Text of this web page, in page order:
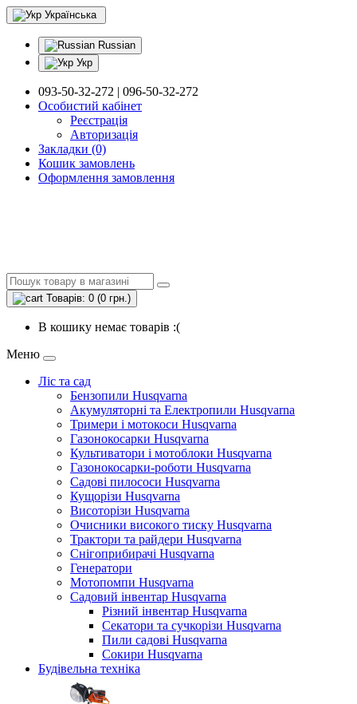
Українська
Russian
Укр
093-50-32-272 | 096-50-32-272
Особистий кабінет
Реєстрація
Авторизація
Закладки (0)
Кошик замовлень
Оформлення замовлення
Товарів: 0 (0 грн.)
В кошику немає товарів :(
Меню
Ліс та сад
Бензопили Husqvarna
Акумуляторні та Електропили Husqvarna
Тримери і мотокоси Husqvarna
Газонокосарки Husqvarna
Культиватори і мотоблоки Husqvarna
Газонокосарки-роботи Husqvarna
Садові пилососи Husqvarna
Кущорізи Husqvarna
Висоторізи Husqvarna
Очисники високого тиску Husqvarna
Трактори та райдери Husqvarna
Снігоприбирачі Husqvarna
Генератори
Мотопомпи Husqvarna
Садовий інвентар Husqvarna
Різний інвентар Husqvarna
Секатори та сучкорізи Husqvarna
Пили садові Husqvarna
Сокири Husqvarna
Будівельна техніка